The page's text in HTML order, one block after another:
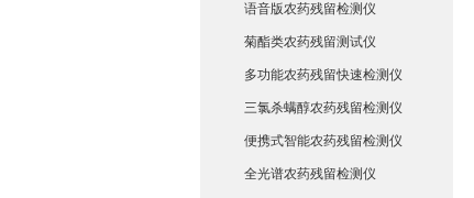
语音版农药残留检测仪
菊酯类农药残留测试仪
多功能农药残留快速检测仪
三氯杀螨醇农药残留检测仪
便携式智能农药残留检测仪
全光谱农药残留检测仪